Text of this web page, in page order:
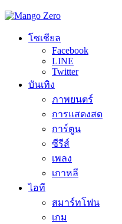
โซเชียล
Facebook
LINE
Twitter
บันเทิง
ภาพยนตร์
การแสดงสด
การ์ตูน
ซีรีส์
เพลง
เกาหลี
ไอที
สมาร์ทโฟน
เกม